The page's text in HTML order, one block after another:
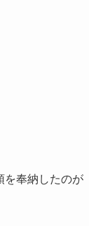
奉納したのが